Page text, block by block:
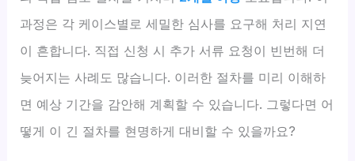
과정은 각 케이스별로 세밀한 심사를 요구해 처리 지연
이 흔합니다. 직접 신청 시 추가 서류 요청이 빈번해 더
늦어지는 사례도 많습니다. 이러한 절차를 미리 이해하
면 예상 기간을 감안해 계획할 수 있습니다. 그렇다면 어
떻게 이 긴 절차를 현명하게 대비할 수 있을까요?